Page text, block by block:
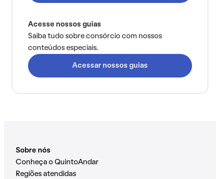
Acesse nossos guias
Saiba tudo sobre consórcio com nossos
conteúdos especiais.
Acessar nossos guias
Sobre nós
Conheça o QuintoAndar
Regiões atendidas